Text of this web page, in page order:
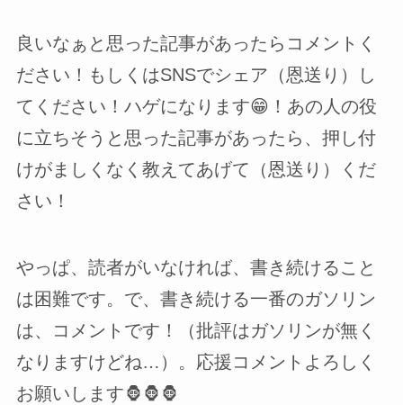
良いなぁと思った記事があったらコメントく
ださい！もしくはSNSでシェア（恩送り）し
てください！ハゲになります😁！あの人の役
に立ちそうと思った記事があったら、押し付
けがましくなく教えてあげて（恩送り）くだ
さい！
やっぱ、読者がいなければ、書き続けること
は困難です。で、書き続ける一番のガソリン
は、コメントです！（批評はガソリンが無く
なりますけどね…）。応援コメントよろしく
お願いします🦍🦍🦍